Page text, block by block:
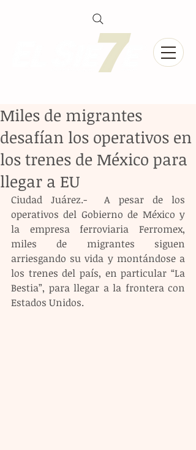
Miles de migrantes
desafían los operativos en
los trenes de México para
llegar a EU
Ciudad Juárez.-  A pesar de los
operativos del Gobierno de México y
la empresa ferroviaria Ferromex,
miles de migrantes siguen
arriesgando su vida y montándose a
los trenes del país, en particular “La
Bestia”, para llegar a la frontera con
Estados Unidos.